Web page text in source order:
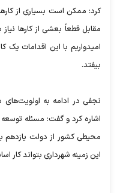
کرد: ممکن است بسیاری از
مقابل قطعاً بعشی از کارها
امیدواریم با این اقدامات یک
بیفتد.
نجفی در ادامه به
اشاره کرد و گفت: مسئله
محیطی کشور از دولت یازدهم
این زمینه شهرداری بتواند کار